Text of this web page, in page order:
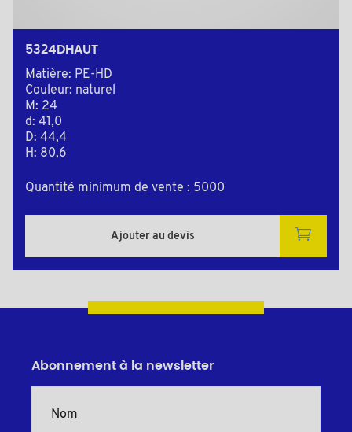
5324DHAUT
Matière: PE-HD
Couleur: naturel
M: 24
d: 41,0
D: 44,4
H: 80,6
Quantité minimum de vente : 5000
Ajouter au devis
Abonnement à la newsletter